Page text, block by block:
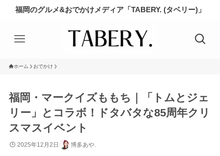
福岡のグルメ&おでかけメディア「TABERY. (タベリー)」
ホーム おでかけ
福岡・マークイズももち｜「トムとジェ
リー」とコラボ！ドタバタな85周年クリ
スマスイベント
2025年12月2日 博多あや.